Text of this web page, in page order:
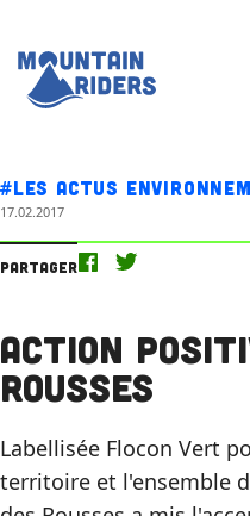
#Les actus
17.02.2017
Partager
Action
Rousses
Labellisée Flocon Vert
territoire et l'ensemble